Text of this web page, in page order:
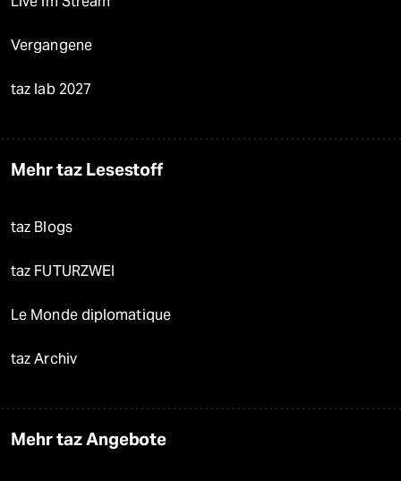
Vergangene
taz lab 2027
Mehr taz Lesestoff
taz Blogs
taz FUTURZWEI
Le Monde diplomatique
taz Archiv
Mehr taz Angebote